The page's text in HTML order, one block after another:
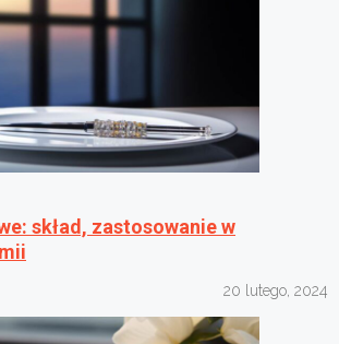
skład, zastosowanie w
20 lutego, 2024